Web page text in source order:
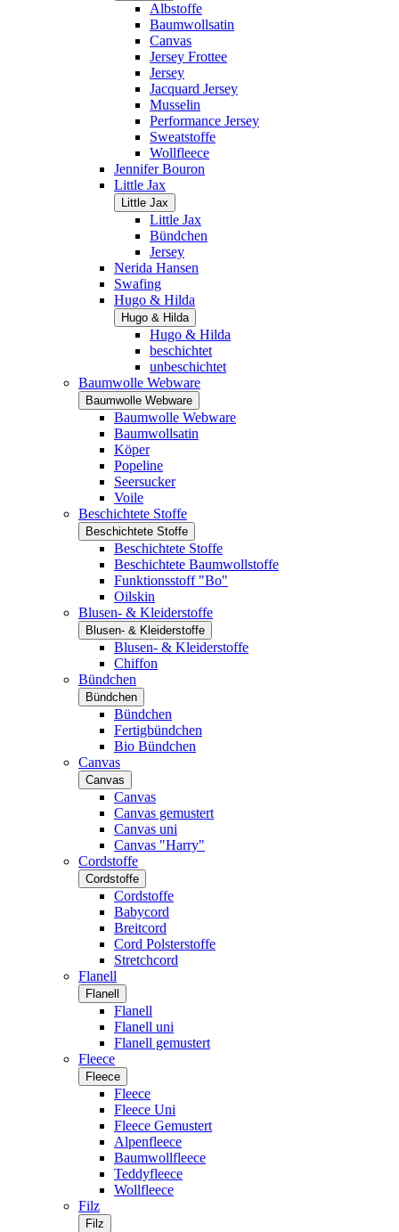
Albstoffe
Baumwollsatin
Canvas
Jersey Frottee
Jersey
Jacquard Jersey
Musselin
Performance Jersey
Sweatstoffe
Wollfleece
Jennifer Bouron
Little Jax
Little Jax
Little Jax
Bündchen
Jersey
Nerida Hansen
Swafing
Hugo & Hilda
Hugo & Hilda
Hugo & Hilda
beschichtet
unbeschichtet
Baumwolle Webware
Baumwolle Webware
Baumwolle Webware
Baumwollsatin
Köper
Popeline
Seersucker
Voile
Beschichtete Stoffe
Beschichtete Stoffe
Beschichtete Stoffe
Beschichtete Baumwollstoffe
Funktionsstoff "Bo"
Oilskin
Blusen- & Kleiderstoffe
Blusen- & Kleiderstoffe
Blusen- & Kleiderstoffe
Chiffon
Bündchen
Bündchen
Bündchen
Fertigbündchen
Bio Bündchen
Canvas
Canvas
Canvas
Canvas gemustert
Canvas uni
Canvas "Harry"
Cordstoffe
Cordstoffe
Cordstoffe
Babycord
Breitcord
Cord Polsterstoffe
Stretchcord
Flanell
Flanell
Flanell
Flanell uni
Flanell gemustert
Fleece
Fleece
Fleece
Fleece Uni
Fleece Gemustert
Alpenfleece
Baumwollfleece
Teddyfleece
Wollfleece
Filz
Filz